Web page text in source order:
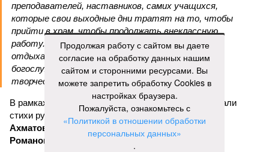
преподавателей, наставников, самих учащихся,
которые свои выходные дни тратят на то, чтобы
прийти в храм, чтобы продолжать внеклассную
работу. Большинство учеников в выходные
отдыхают, а эти ребята идут в церковь на
богослужение, занимаются музыкой и другим
творчеством», – заявил митрополит Игнатий.
В рамках концертной программы со сцены прозвучали
стихи русских поэтов: Николая Гумилева
Ахматовой
Константина
Романова
Продолжая работу с сайтом вы даете
согласие на обработку данных нашим
сайтом и сторонними ресурсами. Вы
можете запретить обработку Cookies в
настройках браузера.
Пожалуйста, ознакомьтесь с
«Политикой в отношении обработки
персональных данных»
.